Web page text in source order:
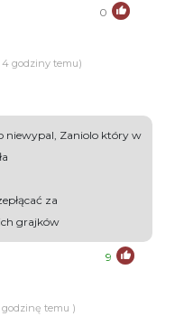
0
godziny temu)
niewypal, Zaniolo który w
za
grajków
9
temu )